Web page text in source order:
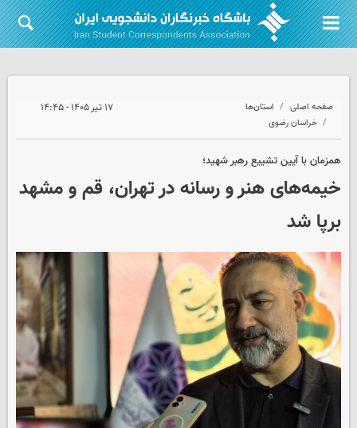
صفحه اصلی
استان‌ها
خراسان رضوی
۱۷ تیر ۱۴۰۵ - ۱۴:۴۵
همزمان با آیین تشییع رهبر شهید؛
خیمه‌های هنر و رسانه در تهران، قم و مشهد
برپا شد